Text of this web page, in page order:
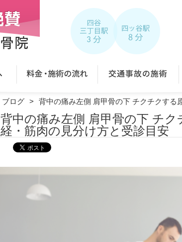
ブログ 背中の痛み左側 肩甲骨の下 チクチクする
背中の痛み左側 肩甲骨の下 チ
経・筋肉の見分け方と受診目安